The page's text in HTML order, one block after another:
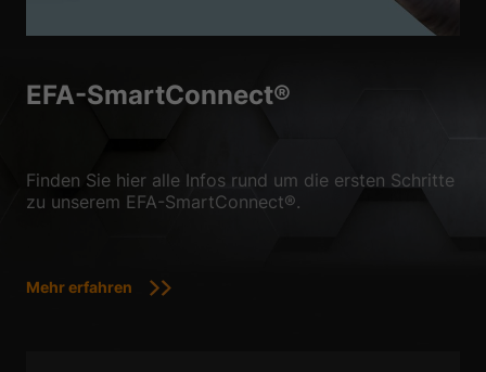
EFA-SmartConnect®
Finden Sie hier alle Infos rund um die ersten Schritte
zu unserem EFA-SmartConnect®.
Mehr erfahren